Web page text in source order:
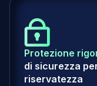
Protezione
di sicurezza
riservatezza